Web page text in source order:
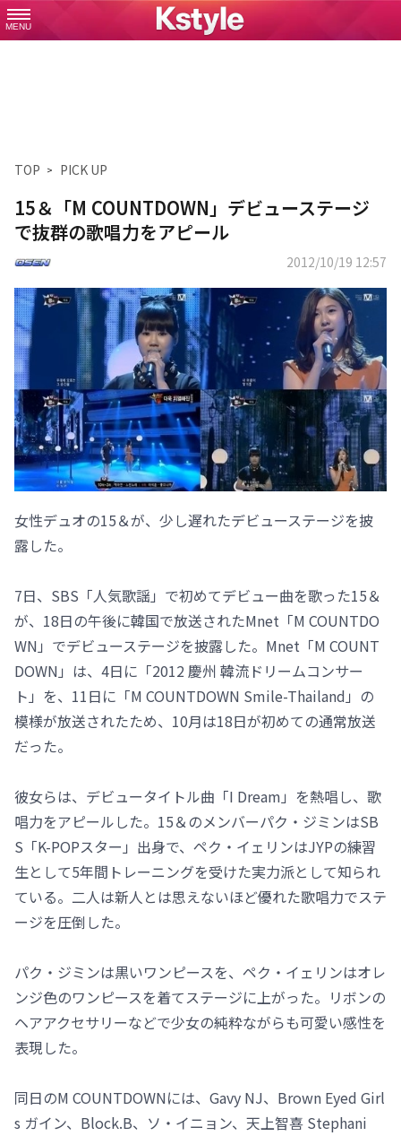
MENU
TOP PICK UP
15＆「M COUNTDOWN」デビューステージ
で抜群の歌唱力をアピール
2012/10/19 12:57
女性デュオの15＆が、少し遅れたデビューステージを披
露した。
7日、SBS「人気歌謡」で初めてデビュー曲を歌った15＆
が、18日の午後に韓国で放送されたMnet「M COUNTDO
WN」でデビューステージを披露した。Mnet「M COUNT
DOWN」は、4日に「2012 慶州 韓流ドリームコンサー
ト」を、11日に「M COUNTDOWN Smile-Thailand」の
模様が放送されたため、10月は18日が初めての通常放送
だった。
彼女らは、デビュータイトル曲「I Dream」を熱唱し、歌
唱力をアピールした。15＆のメンバーパク・ジミンはSB
S「K-POPスター」出身で、ペク・イェリンはJYPの練習
生として5年間トレーニングを受けた実力派として知られ
ている。二人は新人とは思えないほど優れた歌唱力でステ
ージを圧倒した。
パク・ジミンは黒いワンピースを、ペク・イェリンはオレ
ンジ色のワンピースを着てステージに上がった。リボンの
ヘアアクセサリーなどで少女の純粋ながらも可愛い感性を
表現した。
同日のM COUNTDOWNには、Gavy NJ、Brown Eyed Girl
s ガイン、Block.B、ソ・イニョン、天上智喜 Stephani